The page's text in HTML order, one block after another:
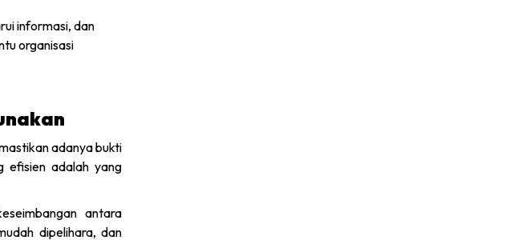
informasi, dan
organisasi
adanya bukti
efisien adalah yang
antara
dipelihara, dan